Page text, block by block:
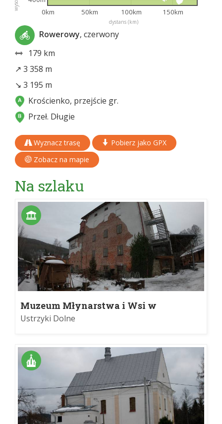
dystans (km)
0km 50km 100km 150km
Rowerowy, czerwony
179 km
↗ 3 358 m
↘ 3 195 m
Krościenko, przejście gr.
Przeł. Długie
Wyznacz trasę
Pobierz jako GPX
Zobacz na mapie
Na szlaku
Muzeum Młynarstwa i Wsi w
Ustrzykach Dolnych
Ustrzyki Dolne